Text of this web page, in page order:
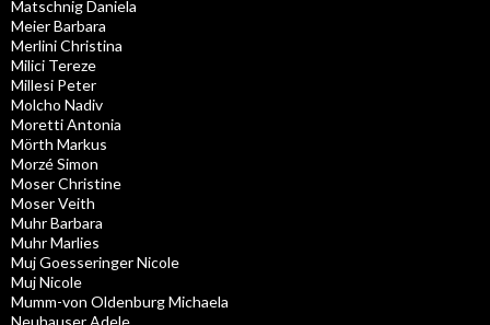
Matschnig Daniela
Meier Barbara
Merlini Christina
Milici Tereze
Millesi Peter
Molcho Nadiv
Moretti Antonia
Mörth Markus
Morzé Simon
Moser Christine
Moser Veith
Muhr Barbara
Muhr Marlies
Muj Goesseringer Nicole
Muj Nicole
Mumm-von Oldenburg Michaela